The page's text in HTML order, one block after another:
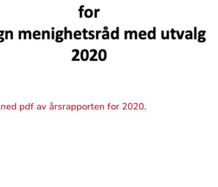
pdf av årsrapporten for 2020.